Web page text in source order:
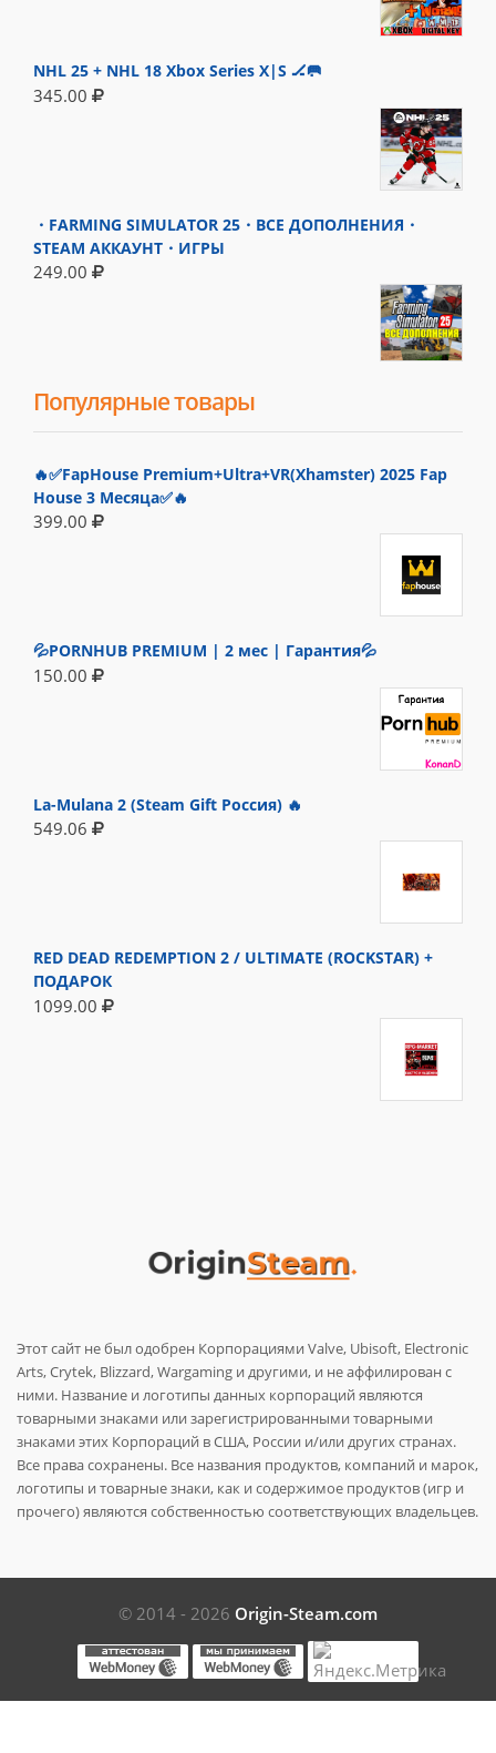
NHL 25 + NHL 18 Xbox Series X|S 🏒🥅
345.00
・FARMING SIMULATOR 25・ВСЕ ДОПОЛНЕНИЯ・
STEAM АККАУНТ・ИГРЫ
249.00
Популярные товары
🔥✅FapHouse Premium+Ultra+VR(Xhamster) 2025 Fap
House 3 Месяца✅🔥
399.00
💦PORNHUB PREMIUM | 2 мес | Гарантия💦
150.00
La-Mulana 2 (Steam Gift Россия) 🔥
549.06
RED DEAD REDEMPTION 2 / ULTIMATE (ROCKSTAR) +
ПОДАРОК
1099.00
Этот сайт не был одобрен Корпорациями Valve, Ubisoft, Electronic
Arts, Crytek, Blizzard, Wargaming и другими, и не аффилирован с
ними. Название и логотипы данных корпораций являются
товарными знаками или зарегистрированными товарными
знаками этих Корпораций в США, России и/или других странах.
Все права сохранены. Все названия продуктов, компаний и марок,
логотипы и товарные знаки, как и содержимое продуктов (игр и
прочего) являются собственностью соответствующих владельцев.
© 2014 - 2026 Origin-Steam.com